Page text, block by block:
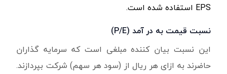
EPS ‌ استفاده شده است.
نسبت قیمت به در آمد (P/E)
این نسبت بیان کننده مبلغی است که سرمایه گذاران
حاضرند به ازای هر ریال از (سود هر سهم) شرکت بپردازند.